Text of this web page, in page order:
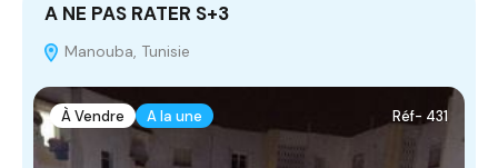
A NE PAS RATER S+3
Manouba, Tunisie
À Vendre A la une Réf- 431